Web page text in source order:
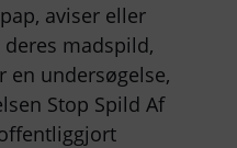
aviser eller
madspild,
en undersøgelse,
Stop Spild Af